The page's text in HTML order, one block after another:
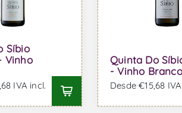
Síbio
Vinho
IVA incl.
Quinta Do
- Vinho Branco
Desde €15,68